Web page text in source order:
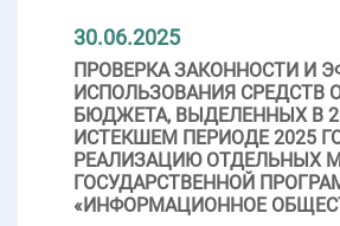
30.06.2025
ПРОВЕРКА ЗАКОННОСТИ И
ИСПОЛЬЗОВАНИЯ СРЕДСТВ
БЮДЖЕТА, ВЫДЕЛЕННЫХ В
ИСТЕКШЕМ ПЕРИОДЕ 2025
РЕАЛИЗАЦИЮ ОТДЕЛЬНЫХ
ГОСУДАРСТВЕННОЙ
«ИНФОРМАЦИОННОЕ